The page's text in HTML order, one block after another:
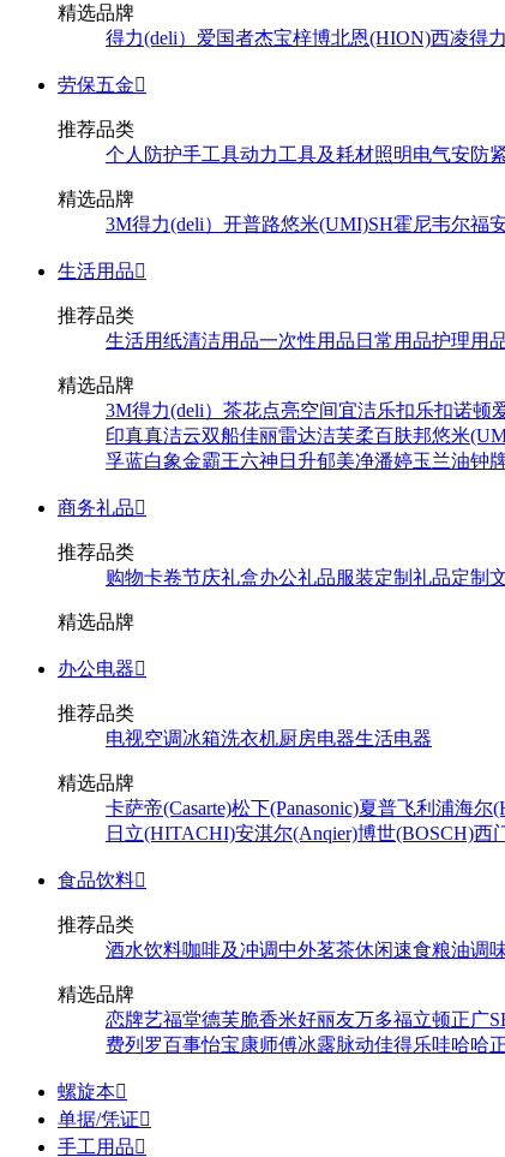
精选品牌
得力(deli） 爱国者杰宝梓博北恩(HION)西凌得力
劳保五金
推荐品类
个人防护手工具动力工具及耗材照明电气安防
精选品牌
3M得力(deli） 开普路悠米(UMI)SH霍尼韦尔福
生活用品
推荐品类
生活用纸清洁用品一次性用品 日常用品护理用
精选品牌
3M得力(deli） 茶花点亮空间宜洁乐扣乐扣诺顿
印真真洁云双船佳丽雷达洁芙柔百肤邦悠米
孚蓝白象金霸王六神 日升郁美净潘婷玉兰油钟
商务礼品
推荐品类
购物卡卷节庆礼盒办公礼品服装定制 礼品定制
精选品牌
办公电器
推荐品类
电视空调冰箱洗衣机厨房电器生活电器
精选品牌
卡萨帝(Casarte)松下(Panasonic)夏普飞利浦海尔
日立(HITACHI)安淇尔(Anqier)博世(BOSCH)西
食品饮料
推荐品类
酒水饮料咖啡及冲调中外茗茶休闲速食粮油调
精选品牌
恋牌艺福堂德芙脆香米好丽友万多福立顿正广
费列罗百事怡宝康师傅冰露脉动佳得乐哇哈哈
螺旋本
单据/凭证
手工用品